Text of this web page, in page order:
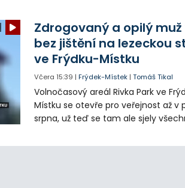
Veolia přímo v Kunčicích.
Zdrogovaný a opilý muž
bez jištění na lezeckou
ve Frýdku-Místku
Včera 15:39 |Frýdek-Místek |Tomáš Tikal
Volnočasový areál Rivka Park ve
Místku se otevře pro veřejnost až v
srpna, už teď se tam ale sjely
vniknutí opilého muže pod vlivem